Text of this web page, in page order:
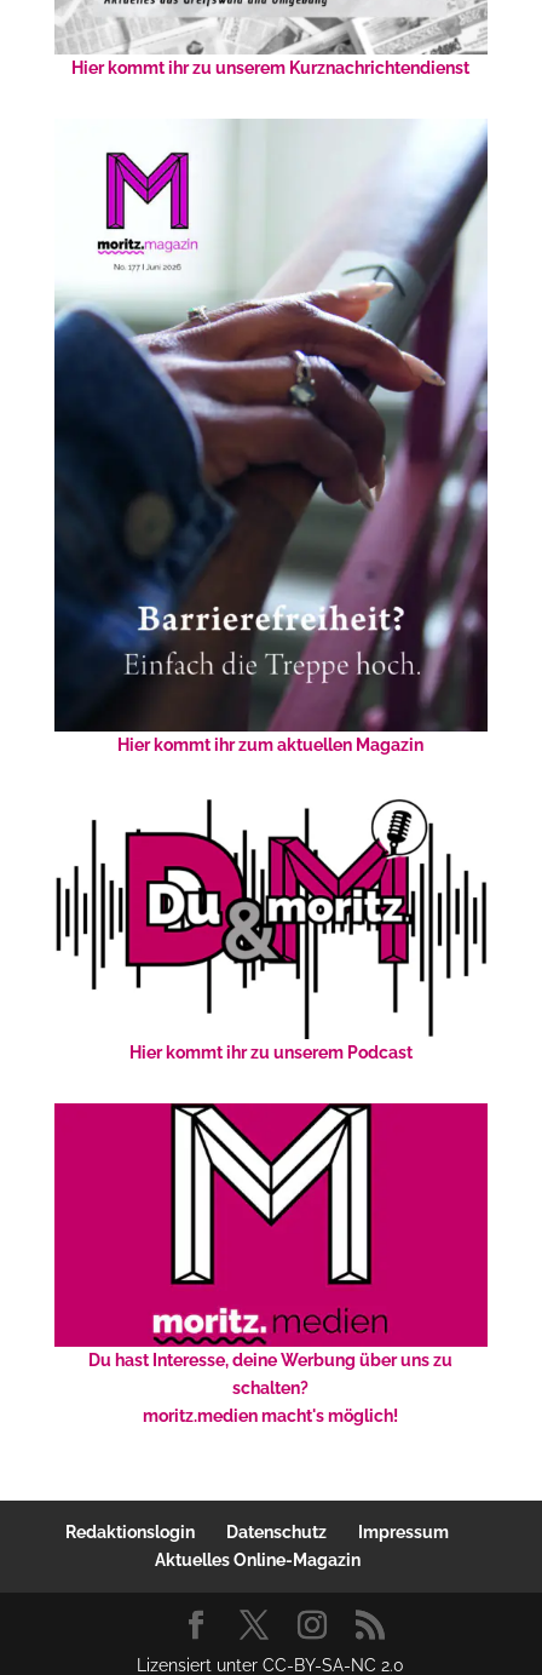
Hier kommt ihr zu unserem Kurznachrichtendienst
Hier kommt ihr zum aktuellen Magazin
Hier kommt ihr zu unserem Podcast
Du hast Interesse, deine Werbung über uns zu
schalten?
moritz.medien macht's möglich!
Redaktionslogin Datenschutz
Impressum
Aktuelles Online-Magazin
Lizensiert unter CC-BY-SA-NC 2.0